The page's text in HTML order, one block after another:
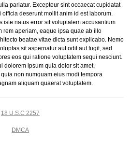
pariatur. Excepteur sint occaecat cupidatat
deserunt mollit anim id est laborum.
iste natus error sit voluptatem accusantium
rem aperiam, eaque ipsa quae ab illo
beatae vitae dicta sunt explicabo. Nemo
sit aspernatur aut odit aut fugit, sed
eos qui ratione voluptatem sequi nesciunt.
dolorem ipsum quia dolor sit amet,
non numquam eius modi tempora
aliquam quaerat voluptatem.
18 U.S.C 2257
DMCA